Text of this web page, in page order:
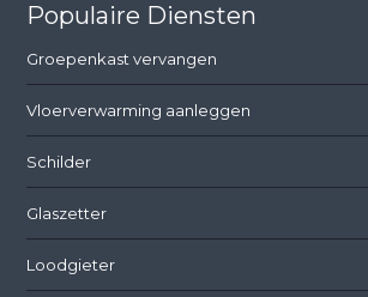
Populaire Diensten
Groepenkast vervangen
Vloerverwarming aanleggen
Schilder
Glaszetter
Loodgieter